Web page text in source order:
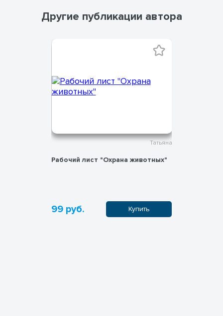
Другие публикации автора
Татьяна
Рабочий лист "Охрана животных"
99 руб. Купить